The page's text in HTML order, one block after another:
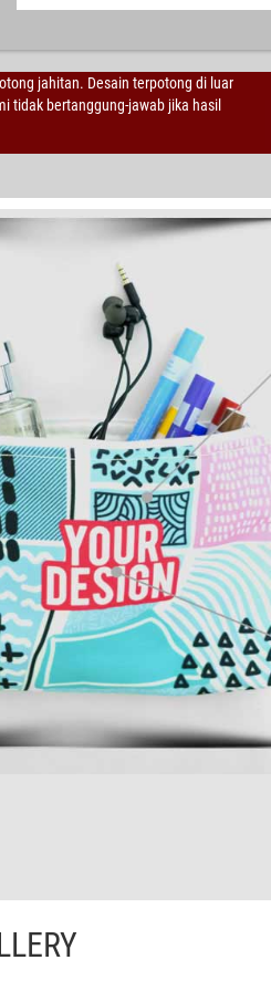
jahitan. Desain terpotong di luar
tidak bertanggung-jawab jika hasil